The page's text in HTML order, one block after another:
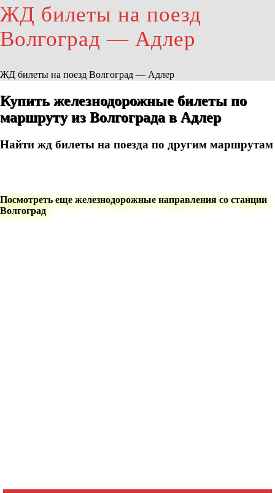
ЖД билеты на поезд
Волгоград — Адлер
ЖД билеты на поезд Волгоград — Адлер
Купить железнодорожные билеты по
маршруту из Волгограда в Адлер
Найти жд билеты на поезда по другим маршрутам
Посмотреть еще железнодорожные направления со станции
Волгоград